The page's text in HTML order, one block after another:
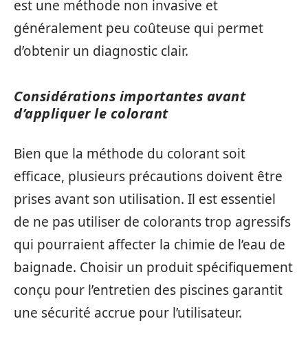
est une méthode non invasive et
généralement peu coûteuse qui permet
d’obtenir un diagnostic clair.
Considérations importantes avant
d’appliquer le colorant
Bien que la méthode du colorant soit
efficace, plusieurs précautions doivent être
prises avant son utilisation. Il est essentiel
de ne pas utiliser de colorants trop agressifs
qui pourraient affecter la chimie de l’eau de
baignade. Choisir un produit spécifiquement
conçu pour l’entretien des piscines garantit
une sécurité accrue pour l’utilisateur.